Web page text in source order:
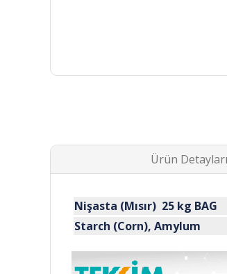
Ürün Detayları
Nişasta (Mısır) 25 kg BAG
Starch (Corn), Amylum